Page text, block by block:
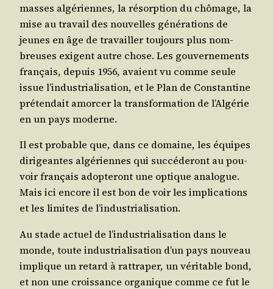
masses algé­riennes, la résorp­tion du chô­mage, la
mise au tra­vail des nou­velles géné­ra­tions de
jeunes en âge de tra­vailler tou­jours plus nom­
breuses exigent autre chose. Les gou­ver­ne­ments
fran­çais, depuis 1956, avaient vu comme seule
issue l’in­dus­tria­li­sa­tion, et le Plan de Constan­tine
pré­ten­dait amor­cer la trans­for­ma­tion de l’Al­gé­rie
en un pays moderne.
Il est pro­bable que, dans ce domaine, les équipes
diri­geantes algé­riennes qui suc­cé­de­ront au pou­
voir fran­çais adop­te­ront une optique ana­logue.
Mais ici encore il est bon de voir les impli­ca­tions
et les limites de l’industrialisation.
Au stade actuel de l’in­dus­tria­li­sa­tion dans le
monde, toute indus­tria­li­sa­tion d’un pays nou­veau
implique un retard à rat­tra­per, un véri­table bond,
et non une crois­sance orga­nique comme ce fut le